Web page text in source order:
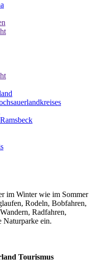
im Winter wie im Sommer
Rodeln, Bobfahren,
Radfahren,
Naturparke ein.
Tourismus